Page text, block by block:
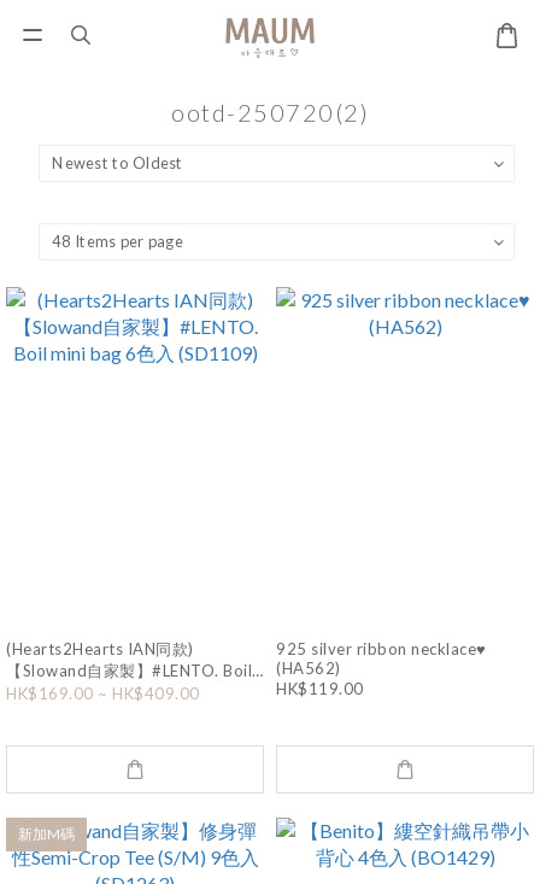
ootd-250720(2)
(Hearts2Hearts IAN同款)
【Slowand自家製】#LENTO. Boil
mini bag 6色入 (SD1109)
HK$169.00 ~ HK$409.00
925 silver ribbon necklace♥
(HA562)
HK$119.00
新加M碼